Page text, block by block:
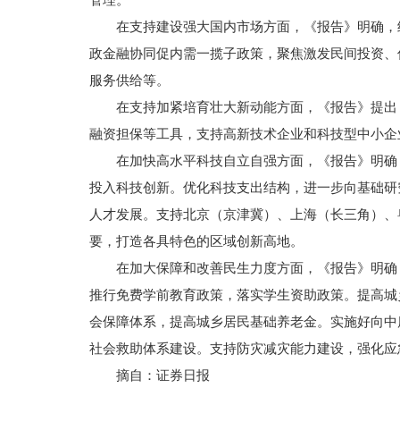
在支持建设强大国内市场方面，《报告》明确
政金融协同促内需一揽子政策，聚焦激发民间投资
服务供给等。
在支持加紧培育壮大新动能方面，《报告》提
融资担保等工具，支持高新技术企业和科技型中小
在加快高水平科技自立自强方面，《报告》明
投入科技创新。优化科技支出结构，进一步向基础
人才发展。支持北京（京津冀）、上海（长三角）
要，打造各具特色的区域创新高地。
在加大保障和改善民生力度方面，《报告》明
推行免费学前教育政策，落实学生资助政策。提高
会保障体系，提高城乡居民基础养老金。实施好向
社会救助体系建设。支持防灾减灾能力建设，强化
摘自：证券日报